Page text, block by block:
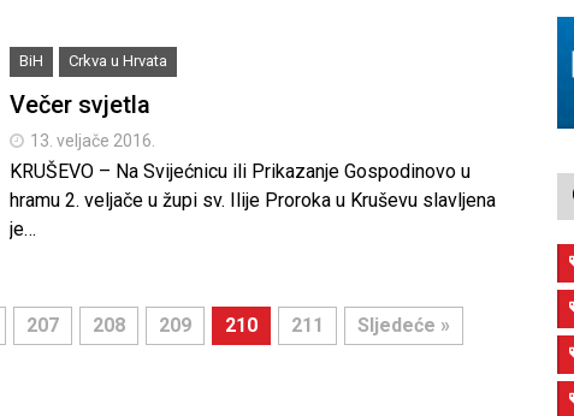
BiH Crkva u Hrvata
Večer svjetla
13. veljače 2016.
KRUŠEVO – Na Svijećnicu ili Prikazanje Gospodinovo u
hramu 2. veljače u župi sv. Ilije Proroka u Kruševu slavljena
je…
207 208 209 210 211 Sljedeće »